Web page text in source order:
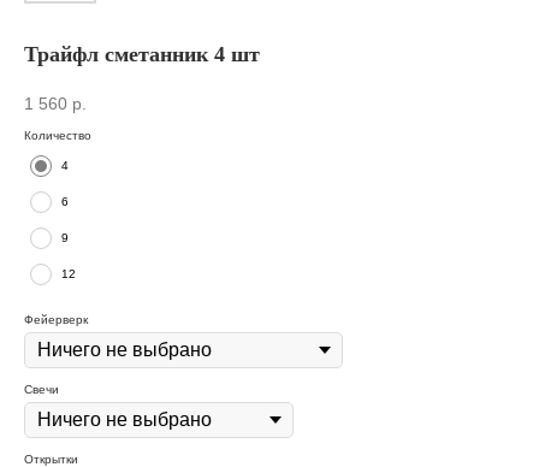
Трайфл сметанник 4 шт
1 560 р.
Количество
4
6
9
12
Фейерверк
Свечи
Открытки